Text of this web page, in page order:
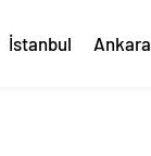
İstanbul Ankara